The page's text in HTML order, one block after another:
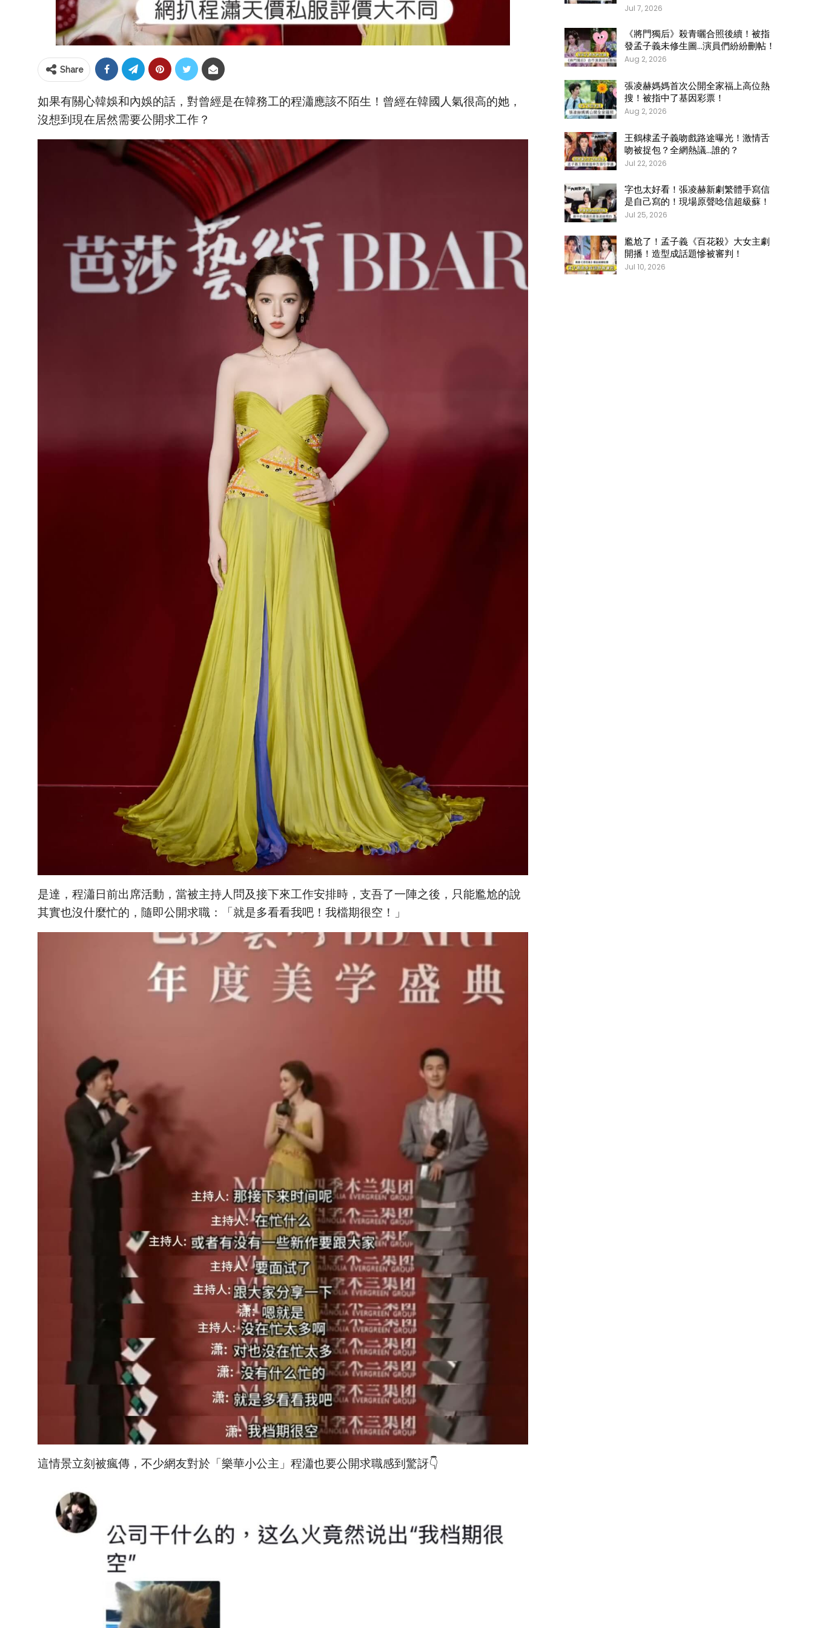
Share
如果有關心韓娛和內娛的話，對曾經是在韓務工的程瀟應該不陌生！曾經在韓國人氣很高的她，
沒想到現在居然需要公開求工作？
是達，程瀟日前出席活動，當被主持人問及接下來工作安排時，支吾了一陣之後，只能尷尬的說
其實也沒什麼忙的，隨即公開求職：「就是多看看我吧！我檔期很空！」
這情景立刻被瘋傳，不少網友對於「樂華小公主」程瀟也要公開求職感到驚訝👇
Jul 7, 2026
《將門獨后》殺青曬合照後續！被指
發孟子義未修生圖…演員們紛紛刪帖！
Aug 2, 2026
張凌赫媽媽首次公開全家福上高位熱
搜！被指中了基因彩票！
Aug 2, 2026
王鶴棣孟子義吻戲路途曝光！激情舌
吻被捉包？全網熱議…誰的？
Jul 22, 2026
字也太好看！張凌赫新劇繁體手寫信
是自己寫的！現場原聲唸信超級蘇！
Jul 25, 2026
尷尬了！孟子義《百花殺》大女主劇
開播！造型成話題慘被審判！
Jul 10, 2026